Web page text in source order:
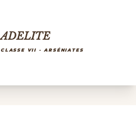
ADELITE
CLASSE VII - ARSÉNIATES